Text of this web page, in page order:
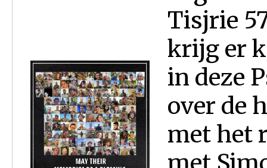
Tisjrie
krijg er
in deze
over de
met het